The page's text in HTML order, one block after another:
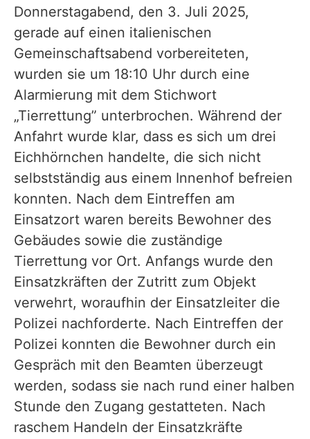
Donnerstagabend, den 3. Juli 2025,
gerade auf einen italienischen
Gemeinschaftsabend vorbereiteten,
wurden sie um 18:10 Uhr durch eine
Alarmierung mit dem Stichwort
„Tierrettung” unterbrochen. Während der
Anfahrt wurde klar, dass es sich um drei
Eichhörnchen handelte, die sich nicht
selbstständig aus einem Innenhof befreien
konnten. Nach dem Eintreffen am
Einsatzort waren bereits Bewohner des
Gebäudes sowie die zuständige
Tierrettung vor Ort. Anfangs wurde den
Einsatzkräften der Zutritt zum Objekt
verwehrt, woraufhin der Einsatzleiter die
Polizei nachforderte. Nach Eintreffen der
Polizei konnten die Bewohner durch ein
Gespräch mit den Beamten überzeugt
werden, sodass sie nach rund einer halben
Stunde den Zugang gestatteten. Nach
raschem Handeln der Einsatzkräfte